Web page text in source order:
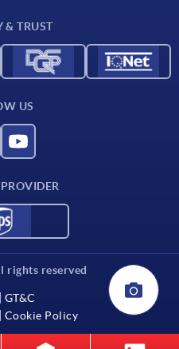
& TRUST
US
rights reserved
GT&C
Cookie Policy